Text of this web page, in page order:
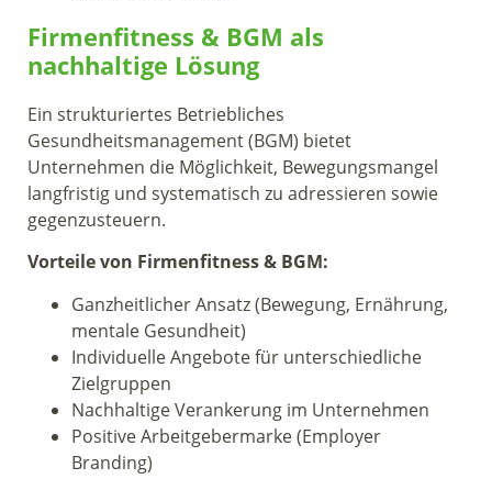
Firmenfitness & BGM als
nachhaltige Lösung
Ein strukturiertes Betriebliches
Gesundheitsmanagement (BGM) bietet
Unternehmen die Möglichkeit, Bewegungsmangel
langfristig und systematisch zu adressieren sowie
gegenzusteuern.
Vorteile von Firmenfitness & BGM:
Ganzheitlicher Ansatz (Bewegung, Ernährung,
mentale Gesundheit)
Individuelle Angebote für unterschiedliche
Zielgruppen
Nachhaltige Verankerung im Unternehmen
Positive Arbeitgebermarke (Employer
Branding)